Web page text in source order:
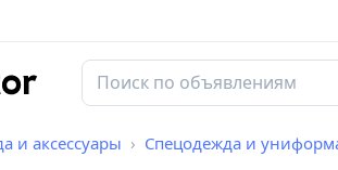
и аксессуары Спецодежда и